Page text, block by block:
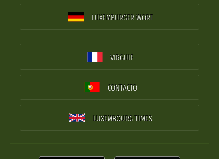
LUXEMBURGER WORT
VIRGULE
CONTACTO
LUXEMBOURG TIMES